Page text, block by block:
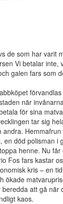
de som har varit
Vi betalar inte,
galen fars som
när
för sina
tar sig
en död polisman i
henne. Nu
Fos fars kastar
kris – en
ökade
att gå när
kaos.